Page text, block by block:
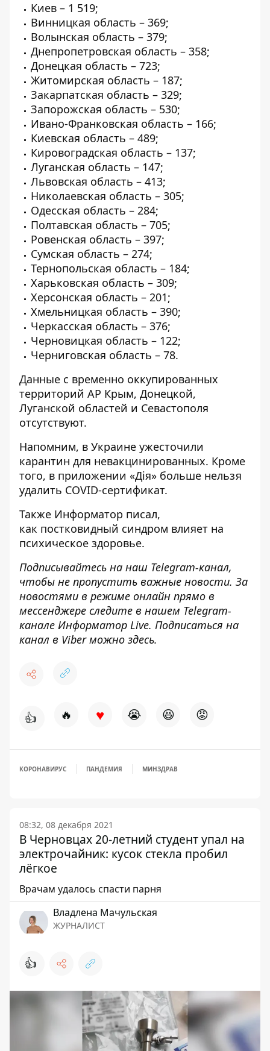
Киев – 1 519;
Винницкая область – 369;
Волынская область – 379;
Днепропетровская область – 358;
Донецкая область – 723;
Житомирская область – 187;
Закарпатская область – 329;
Запорожская область – 530;
Ивано-Франковская область – 166;
Киевская область – 489;
Кировоградская область – 137;
Луганская область – 147;
Львовская область – 413;
Николаевская область – 305;
Одесская область – 284;
Полтавская область – 705;
Ровенская область – 397;
Сумская область – 274;
Тернопольская область – 184;
Харьковская область – 309;
Херсонская область – 201;
Хмельницкая область – 390;
Черкасская область – 376;
Черновицкая область – 122;
Черниговская область – 78.
Данные с временно оккупированных
территорий АР Крым, Донецкой,
Луганской областей и Севастополя
отсутствуют.
Напомним, в Украине ужесточили
карантин для невакцинированных. Кроме
того, в приложении «Дія» больше нельзя
удалить COVID-сертификат.
Также Информатор писал,
как постковидный синдром влияет на
психическое здоровье.
Подписывайтесь на наш Telegram-канал,
чтобы не пропустить важные новости. За
новостями в режиме онлайн прямо в
мессенджере следите в нашем Telegram-
канале Информатор Live. Подписаться на
канал в Viber можно здесь.
👍 🔥 ♥ 😭 😆 😡
КОРОНАВИРУС ПАНДЕМИЯ МИНЗДРАВ
08:32, 08 декабря 2021
В Черновцах 20-летний студент упал на
электрочайник: кусок стекла пробил
лёгкое
Врачам удалось спасти парня
Владлена Мачульская
ЖУРНАЛИСТ
👍